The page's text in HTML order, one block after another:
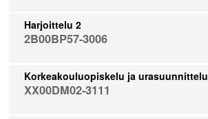
Harjoittelu 2
2B00BP57-3006
Korkeakouluopiskelu ja urasuunnittelu
XX00DM02-3111